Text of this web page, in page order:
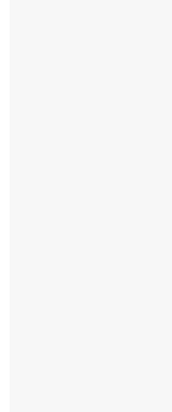
ПЦУ та
Митрополит
Вовкотеча
духовної